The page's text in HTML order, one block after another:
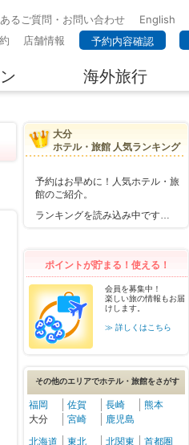
るご質問・お問い合わせ English
店舗情報 予約内容確認
海外旅行
大分
ホテル・旅館 人気ランキング
予約はお早めに！人気ホテル・旅
館のご紹介。
ランキングを読み込み中です…
ポイントが貯まる！使える！
会員を募集中！
楽しい旅の情報もお届
けします。
≫ 詳しくはこちら
その他のエリアでホテル・旅館をさがす
福岡 佐賀 長崎
熊本
大分
宮崎
鹿児島
北海道
東北 北関東
首都圏